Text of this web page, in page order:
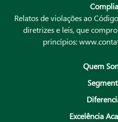
Relatos de violações ao
diretrizes e leis, que
princípios:
Quem
Excelência